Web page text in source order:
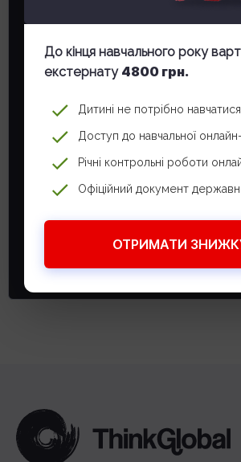
До кінця навчального року
екстернату 4800 грн.
Дитині не потрібно
Доступ до навчальної
Річні контрольні роботи
Офіційний документ
ОТРИМАТИ
СПРОБУЙТЕ
БЕЗОПЛАТНИЙ
ПЕРІОД
Залиште заявку, ми зв’яжемося
доступ до безоплатного періоду,
змогли упевнитись, що вашій